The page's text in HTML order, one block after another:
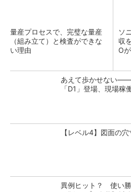
量産プロセスで、完璧な量産
（組み立て）と検査ができな
い理由
ソ
収
O
あえて歩かせない――
「D1」登場、現場稼
【レベル4】図面の
異例ヒット？ 使い